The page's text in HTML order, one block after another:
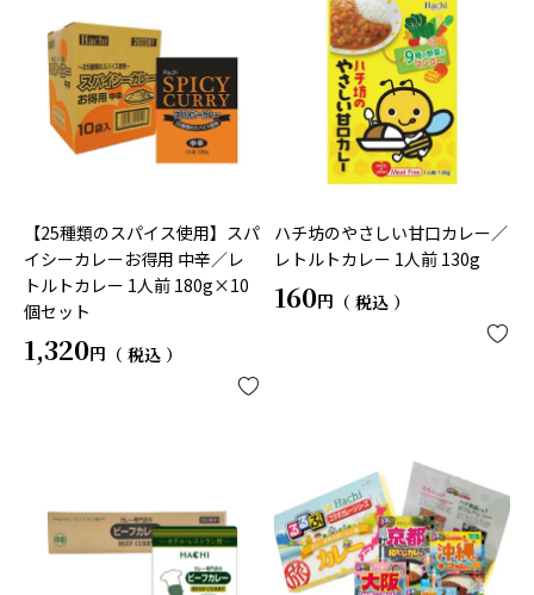
【25種類のスパイス使用】スパ
イシーカレーお得用 中辛／レ
トルトカレー 1人前 180g×10
個セット
1,320 税込
ハチ坊のやさしい甘口カレー／
レトルトカレー 1人前 130g
160 税込